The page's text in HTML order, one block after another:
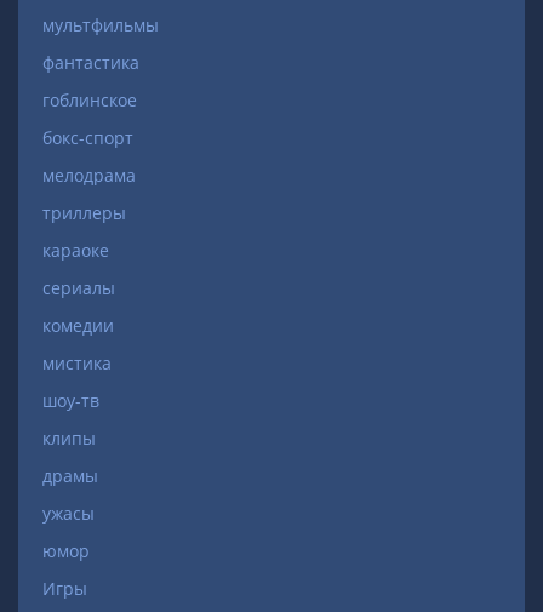
мультфильмы
фантастика
гоблинское
бокс-спорт
мелодрама
триллеры
караоке
сериалы
комедии
мистика
шоу-тв
клипы
драмы
ужасы
юмор
Игры